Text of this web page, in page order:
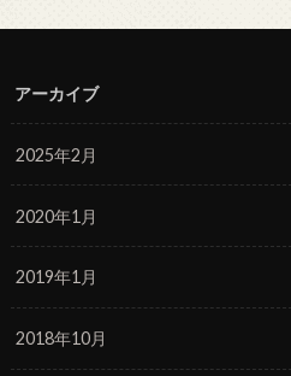
アーカイブ
2025年2月
2020年1月
2019年1月
2018年10月